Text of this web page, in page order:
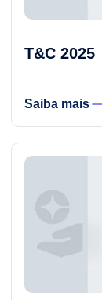
T&C 2025
Saiba mais